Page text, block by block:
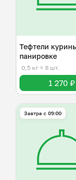
Тефтели
панировке
0,5 кг ≈ 8 шт.
1 270 ₽
Завтра c 09:00